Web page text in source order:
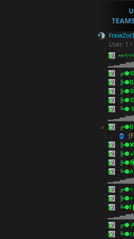
User: 1 /
╚●
╔●